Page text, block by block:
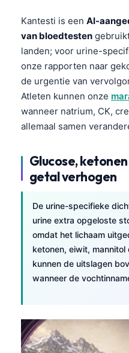
Kantesti is een AI-
van bloedtesten
landen; voor urine-
onze rapporten naar
de urgentie van
Atleten kunnen onze
wanneer natrium, CK,
allemaal samen
Glucose,
getal verhogen
De urine-specifieke
urine extra opgeloste
omdat het lichaam
ketonen, eiwit,
kunnen de uitslagen
wanneer de
Türkçe
Română
فارسی
Български
Dansk
हिन्दी
Bahasa Indonesia
Հայերեն
Íslenska
Svenska
Bosanski
Azərbaycan dili
Eesti
日本語
Čeština